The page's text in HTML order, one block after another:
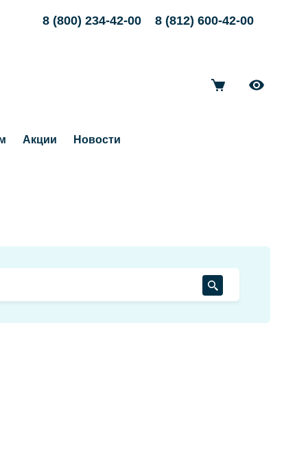
8 (800) 234-42-00 8 (812) 600-42-00
Акции Новости